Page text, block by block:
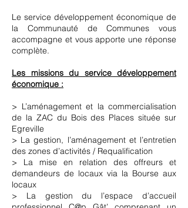
Le service développement économique de
la Communauté de Communes vous
accompagne et vous apporte une réponse
complète.
Les missions du service développement
économique :
> L’aménagement et la commercialisation
de la ZAC du Bois des Places située sur
Egreville
> La gestion, l’aménagement et l’entretien
des zones d’activités / Requalification
> La mise en relation des offreurs et
demandeurs de locaux via la Bourse aux
locaux
> La gestion du l’espace d’accueil